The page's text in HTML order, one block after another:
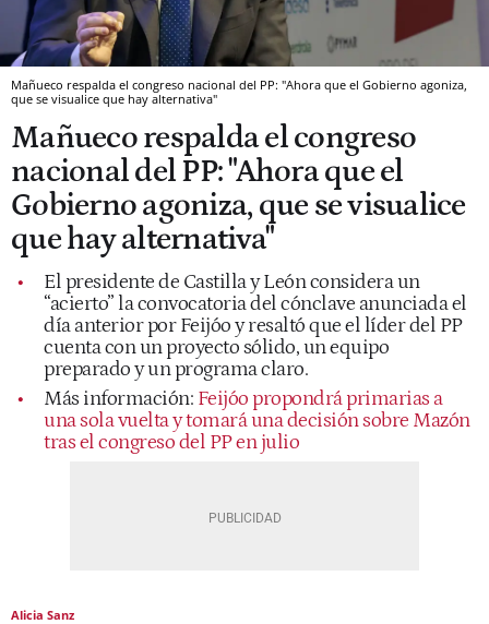
Mañueco respalda el congreso nacional del PP: "Ahora que el Gobierno agoniza,
que se visualice que hay alternativa"
Mañueco respalda el congreso
nacional del PP: "Ahora que el
Gobierno agoniza, que se visualice
que hay alternativa"
El presidente de Castilla y León considera un
“acierto” la convocatoria del cónclave anunciada el
día anterior por Feijóo y resaltó que el líder del PP
cuenta con un proyecto sólido, un equipo
preparado y un programa claro.
Más información: Feijóo propondrá primarias a
una sola vuelta y tomará una decisión sobre Mazón
tras el congreso del PP en julio
Alicia Sanz